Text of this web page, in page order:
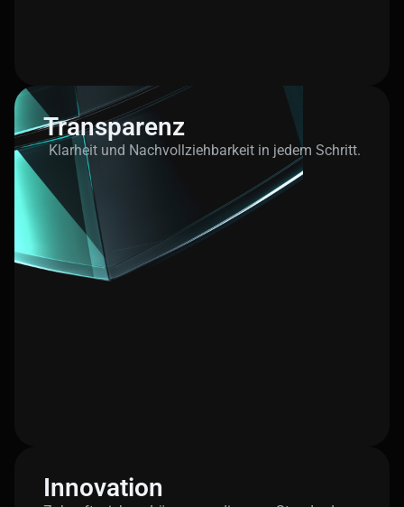
Transparenz
Klarheit und Nachvollziehbarkeit in jedem Schritt.
Innovation